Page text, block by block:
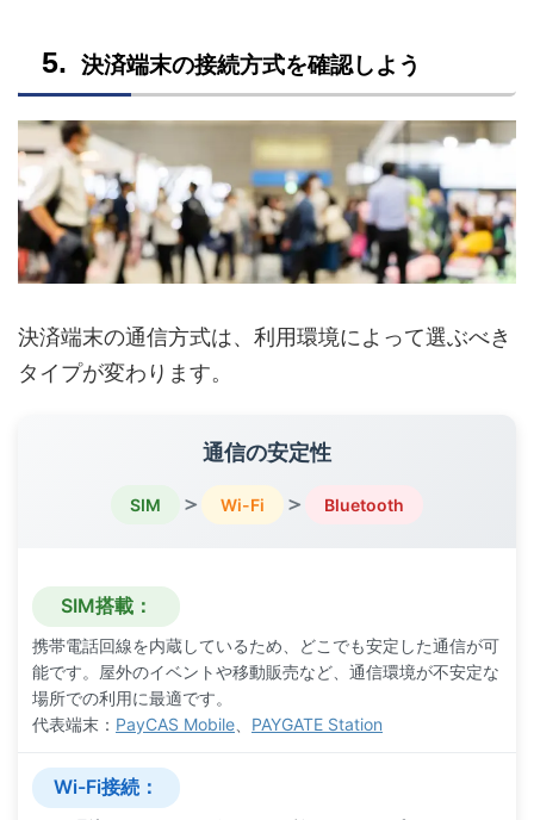
決済端末の接続方式を確認しよう
決済端末の通信方式は、利用環境によって選ぶべき
タイプが変わります。
通信の安定性
SIM ＞ Wi-Fi ＞ Bluetooth
SIM搭載：
携帯電話回線を内蔵しているため、どこでも安定した通信が可
能です。屋外のイベントや移動販売など、通信環境が不安定な
場所での利用に最適です。
代表端末： PayCAS Mobile PAYGATE Station
Wi-Fi接続：